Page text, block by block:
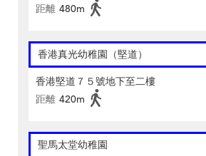
距離 480m
香港真光幼稚園（堅道）
香港堅道７５號地下至二樓
距離 420m
聖馬太堂幼稚園